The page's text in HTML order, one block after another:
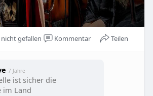
nicht gefallen Kommentar Teilen
7 Jahre
ist sicher die
im Land